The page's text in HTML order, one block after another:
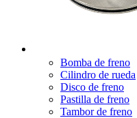
Bomba de freno
Cilindro de rueda
Disco de freno
Pastilla de freno
Tambor de freno